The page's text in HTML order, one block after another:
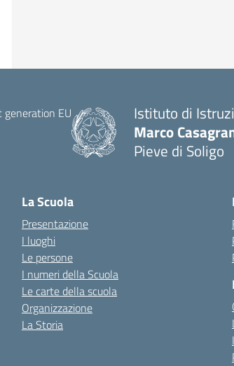
Istituto di
Marco
Pieve di Soligo
La Scuola
Presentazione
I luoghi
Le persone
I numeri della Scuola
Le carte della scuola
Organizzazione
La Storia